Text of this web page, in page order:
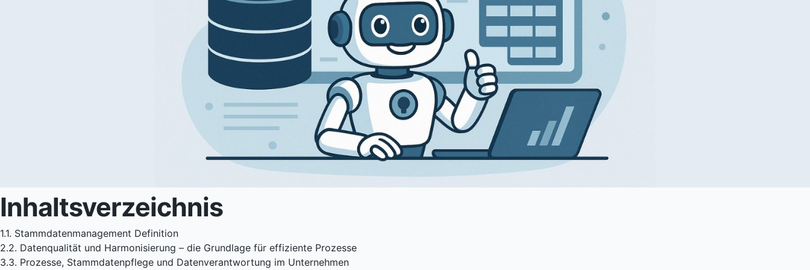
Inhaltsverzeichnis
1.1. Stammdatenmanagement Definition
2.2. Datenqualität und Harmonisierung – die Grundlage für effiziente Prozesse
3.3. Prozesse, Stammdatenpflege und Datenverantwortung im Unternehmen